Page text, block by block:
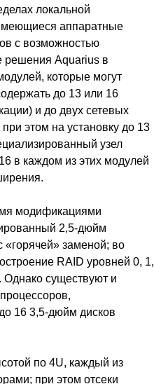
локальной
аппаратные
с возможностью
решения Aquarius в
которые могут
до 13 или 16
и до двух сетевых
этом на установку до 13
узел
в каждом из этих модулей
модификациями
2,5-дюйм
«горячей» заменой; во
RAID уровней 0, 1,
Однако существуют и
16 3,5-дюйм дисков
по 4U, каждый из
при этом отсеки